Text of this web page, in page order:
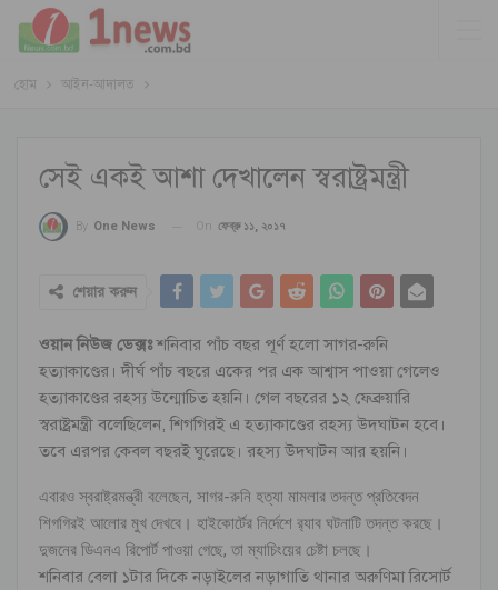
হোম আইন-আদালত
সেই একই আশা দেখালেন স্বরাষ্ট্রমন্ত্রী
By One News On ফেব্রু ১১, ২০১৭
শেয়ার করুন
ওয়ান নিউজ ডেক্সঃশনিবার পাঁচ বছর পূর্ণ হলো সাগর-রুনি
হত্যাকাণ্ডের। দীর্ঘ পাঁচ বছরে একের পর এক আশ্বাস পাওয়া গেলেও
হত্যাকাণ্ডের রহস্য উন্মোচিত হয়নি। গেল বছরের ১২ ফেব্রুয়ারি
স্বরাষ্ট্রমন্ত্রী বলেছিলেন, শিগগিরই এ হত্যাকাণ্ডের রহস্য উদঘাটন হবে।
তবে এরপর কেবল বছরই ঘুরেছে। রহস্য উদঘাটন আর হয়নি।
এবারও স্বরাষ্ট্রমন্ত্রী বলেছেন, সাগর-রুনি হত্যা মামলার তদন্ত প্রতিবেদন
শিগগিরই আলোর মুখ দেখবে। হাইকোর্টের নির্দেশে র‌্যাব ঘটনাটি তদন্ত করছে।
দুজনের ডিএনএ রিপোর্ট পাওয়া গেছে, তা ম্যাচিংয়ের চেষ্টা চলছে।
শনিবার বেলা ১টার দিকে নড়াইলের নড়াগাতি থানার অরুণিমা রিসোর্ট